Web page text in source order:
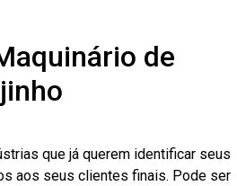
de
que já querem identificar seus
aos seus clientes finais. Pode ser